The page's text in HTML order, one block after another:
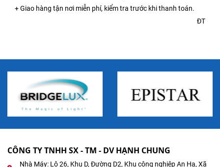
+ Giao hàng tận nơi miễn phí, kiểm tra trước khi thanh toán.
ĐT
CÔNG TY TNHH SX - TM - DV HẠNH CHUNG
Nhà Máy: Lô 26, Khu D, Đường D2, Khu công nghiệp An Hạ, Xã